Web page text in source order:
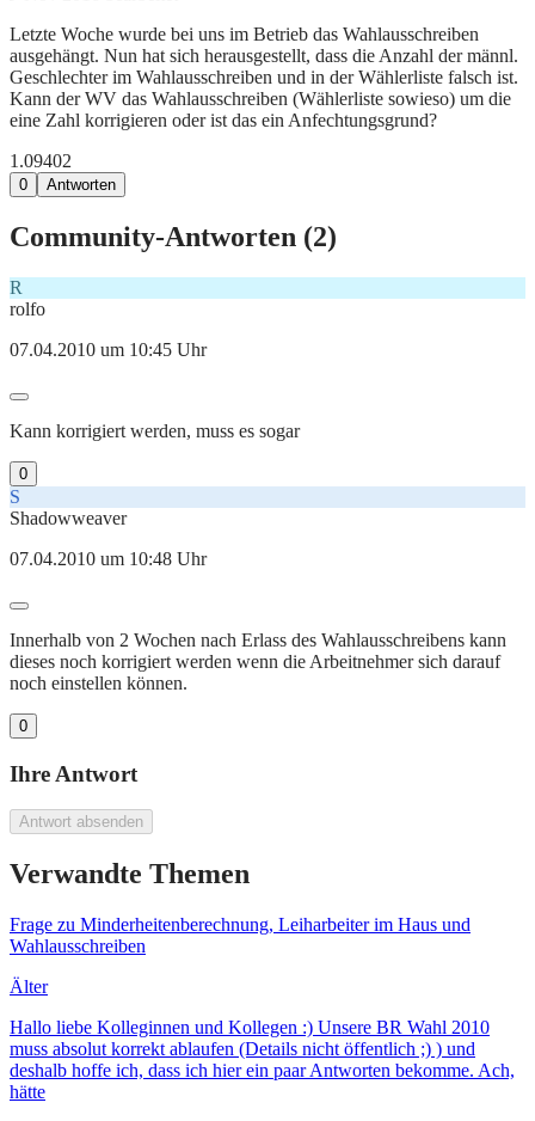
Letzte Woche wurde bei uns im Betrieb das Wahlausschreiben
ausgehängt. Nun hat sich herausgestellt, dass die Anzahl der männl.
Geschlechter im Wahlausschreiben und in der Wählerliste falsch ist.
Kann der WV das Wahlausschreiben (Wählerliste sowieso) um die
eine Zahl korrigieren oder ist das ein Anfechtungsgrund?
1.09402
0 Antworten
Community-Antworten (2)
R
rolfo
07.04.2010 um 10:45 Uhr
Kann korrigiert werden, muss es sogar
0
S
Shadowweaver
07.04.2010 um 10:48 Uhr
Innerhalb von 2 Wochen nach Erlass des Wahlausschreibens kann
dieses noch korrigiert werden wenn die Arbeitnehmer sich darauf
noch einstellen können.
0
Ihre Antwort
Antwort absenden
Verwandte Themen
Frage zu Minderheitenberechnung, Leiharbeiter im Haus und
Wahlausschreiben
Älter
Hallo liebe Kolleginnen und Kollegen :) Unsere BR Wahl 2010
muss absolut korrekt ablaufen (Details nicht öffentlich ;) ) und
deshalb hoffe ich, dass ich hier ein paar Antworten bekomme. Ach,
hätte